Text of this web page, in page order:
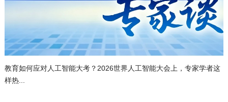
教育如何应对人工智能大考？2026世界人工智能大会上，专家学者这
样热...